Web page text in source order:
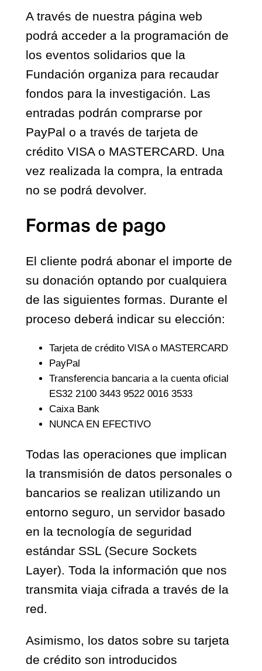
A través de nuestra página web
podrá acceder a la programación de
los eventos solidarios que la
Fundación organiza para recaudar
fondos para la investigación. Las
entradas podrán comprarse por
PayPal o a través de tarjeta de
crédito VISA o MASTERCARD. Una
vez realizada la compra, la entrada
no se podrá devolver.
Formas de pago
El cliente podrá abonar el importe de
su donación optando por cualquiera
de las siguientes formas. Durante el
proceso deberá indicar su elección:
Tarjeta de crédito VISA o MASTERCARD
PayPal
Transferencia bancaria a la cuenta oficial
ES32 2100 3443 9522 0016 3533
Caixa Bank
NUNCA EN EFECTIVO
Todas las operaciones que implican
la transmisión de datos personales o
bancarios se realizan utilizando un
entorno seguro, un servidor basado
en la tecnología de seguridad
estándar SSL (Secure Sockets
Layer). Toda la información que nos
transmita viaja cifrada a través de la
red.
Asimismo, los datos sobre su tarjeta
de crédito son introducidos